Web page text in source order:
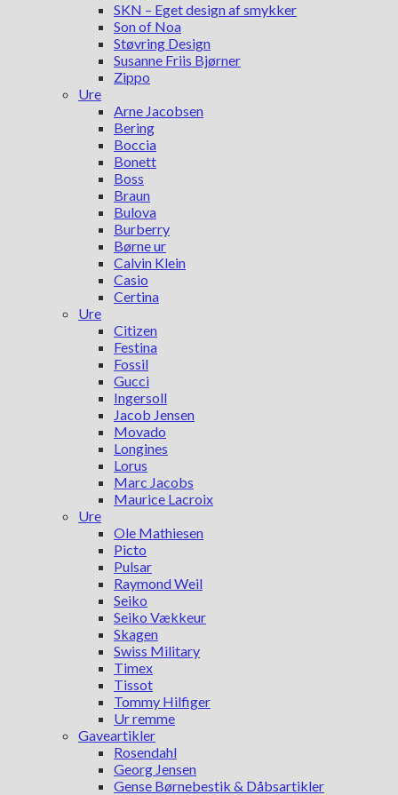
SKN – Eget design af smykker
Son of Noa
Støvring Design
Susanne Friis Bjørner
Zippo
Ure
Arne Jacobsen
Bering
Boccia
Bonett
Boss
Braun
Bulova
Burberry
Børne ur
Calvin Klein
Casio
Certina
Ure
Citizen
Festina
Fossil
Gucci
Ingersoll
Jacob Jensen
Movado
Longines
Lorus
Marc Jacobs
Maurice Lacroix
Ure
Ole Mathiesen
Picto
Pulsar
Raymond Weil
Seiko
Seiko Vækkeur
Skagen
Swiss Military
Timex
Tissot
Tommy Hilfiger
Ur remme
Gaveartikler
Rosendahl
Georg Jensen
Gense Børnebestik & Dåbsartikler